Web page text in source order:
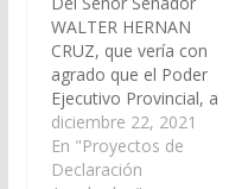
WALTER HERNAN
CRUZ, que vería con
agrado que el Poder
Ejecutivo Provincial, a
través del Ministerio de
Educación, Cultura,
Ciencia y Tecnología,
diciembre 22, 2021
En "Proyectos de
Declaración